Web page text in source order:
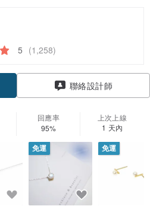
5 (1,258)
聯絡設計師
回應率
95%
上次上線
1 天內
免運 免運